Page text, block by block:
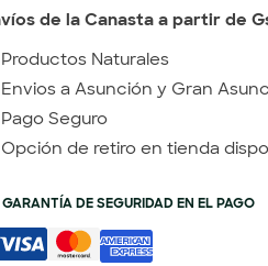
de la Canasta a partir de
Productos Naturales
Envios a Asunción y Gran
Pago Seguro
Opción de retiro en tienda
GARANTÍA DE SEGURIDAD EN EL PAGO